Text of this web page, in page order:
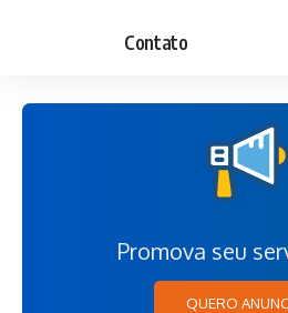
Contato
Promova seu
QUERO